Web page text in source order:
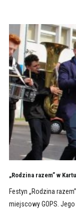
„Rodzina razem” w
Festyn „Rodzina
miejscowy GOPS.